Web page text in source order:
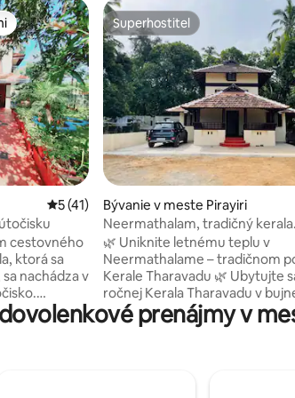
16
Priemerné ohodnotenie 5 z 5, počet
5 (41)
cestovného
ktorá sa
nachádza v
robí
Superhostiteľ
Superhostiteľ
Bývanie v meste Pirayiri
Neermathalam, tradičný kerala
tharavadu
🌿 Uniknite letnému teplu v
Neermathalame – tradičnom
Kerale Tharavadu 🌿 Ubytujte sa v 82-
ročnej Kerala Tharavadu v
nehnuteľnosti s rozlohou 1
prírodnými bazénmi,
vybavenú kuchyňu. Oddýchnite
prenájmy v